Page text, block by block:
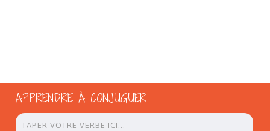
APPRENDRE À CONJUGUER